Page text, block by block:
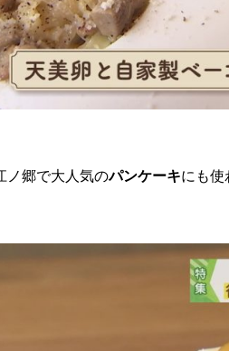
ノ郷で大人気のパンケーキにも使